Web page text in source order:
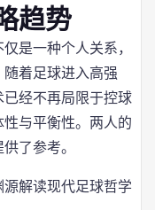
趋势
是一种个人关系，
着足球进入高强
经不再局限于控球
与平衡性。两人的
了参考。